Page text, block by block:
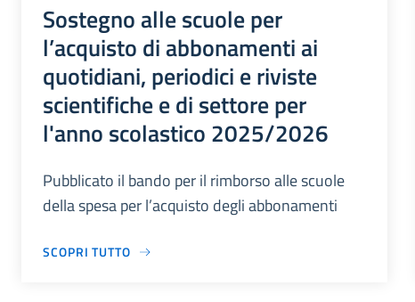
Sostegno alle scuole per
l’acquisto di abbonamenti ai
quotidiani, periodici e riviste
scientifiche e di settore per
l'anno scolastico 2025/2026
Pubblicato il bando per il rimborso alle scuole
della spesa per l’acquisto degli abbonamenti
SCOPRI TUTTO